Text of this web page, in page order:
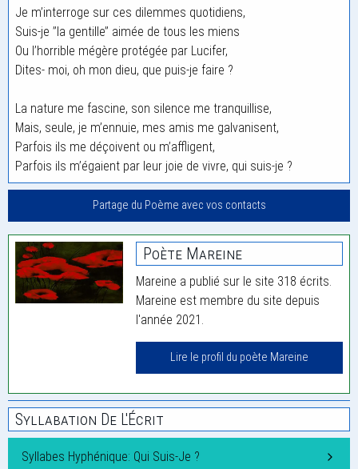
Je m’interroge sur ces dilemmes quotidiens,
Suis-je ’’la gentille’’ aimée de tous les miens
Ou l’horrible mégère protégée par Lucifer,
Dites- moi, oh mon dieu, que puis-je faire ?
La nature me fascine, son silence me tranquillise,
Mais, seule, je m’ennuie, mes amis me galvanisent,
Parfois ils me déçoivent ou m’affligent,
Parfois ils m’égaient par leur joie de vivre, qui suis-je ?
Partage du Poème avec vos contacts
Poète Mareine
Mareine a publié sur le site 318 écrits.
Mareine est membre du site depuis
l'année 2021.
Lire le profil du poète Mareine
Syllabation De L'Écrit
Syllabes Hyphénique: Qui Suis-Je ?